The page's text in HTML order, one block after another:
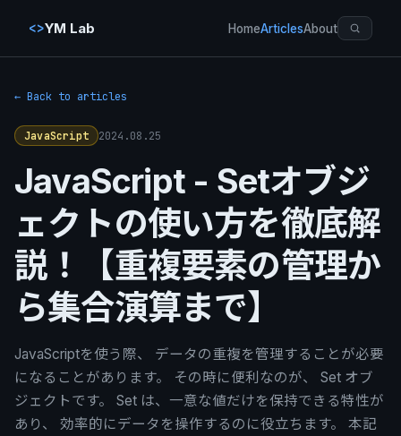
<>YM Lab HomeArticlesAbout
← Back to articles
JavaScript 2024.08.25
JavaScript - Setオブジ
ェクトの使い方を徹底解
説！【重複要素の管理か
ら集合演算まで】
JavaScriptを使う際、 データの重複を管理することが必要
になることがあります。 その時に便利なのが、 Set オブ
ジェクトです。 Set は、一意な値だけを保持できる特性が
あり、 効率的にデータを操作するのに役立ちます。 本記